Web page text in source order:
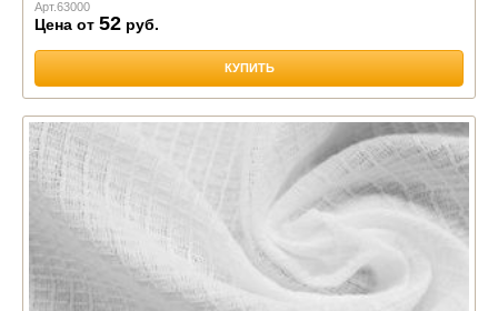
Арт.63000
Цена от 52 руб.
КУПИТЬ